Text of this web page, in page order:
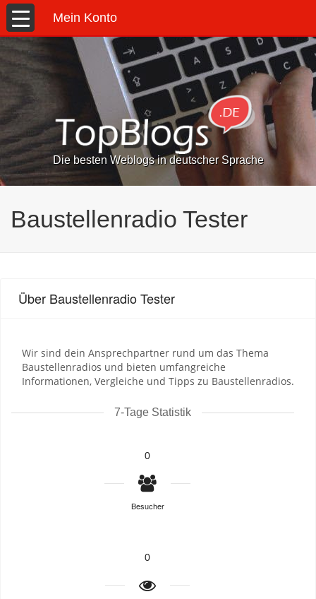
Mein Konto
Die besten Weblogs in deutscher Sprache
Baustellenradio Tester
Über Baustellenradio Tester
Wir sind dein Ansprechpartner rund um das Thema
Baustellenradios und bieten umfangreiche
Informationen, Vergleiche und Tipps zu Baustellenradios.
7-Tage Statistik
0
Besucher
0